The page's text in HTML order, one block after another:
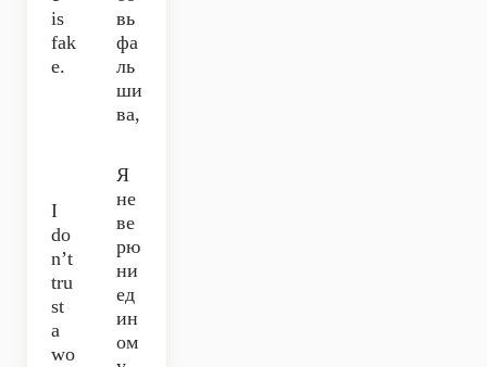
is
fak
e.
вь
фа
ль
ши
ва,
I
do
n’t
tru
st
a
wo
Я
не
ве
рю
ни
ед
ин
ом